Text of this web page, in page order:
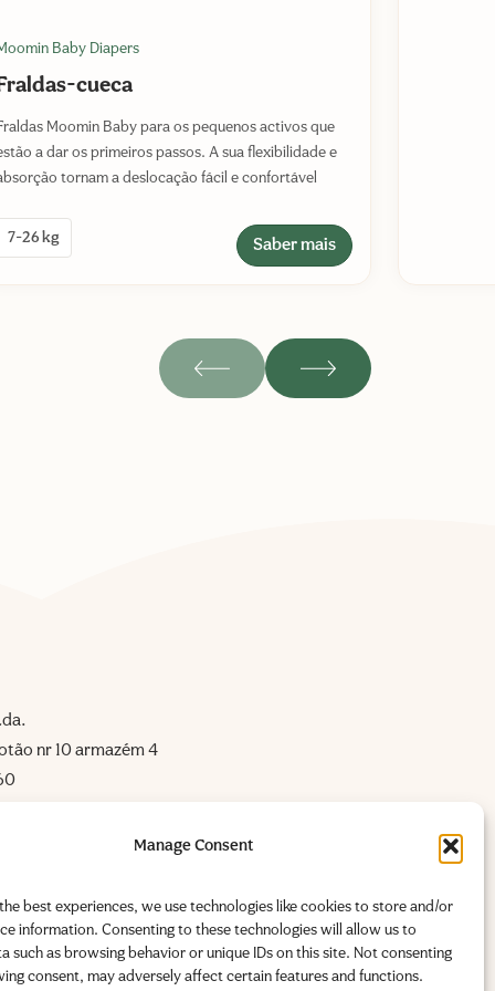
Manage Consent
best experiences, we use technologies like cookies to store and/or
information. Consenting to these technologies will allow us to
such as browsing behavior or unique IDs on this site. Not consenting
consent, may adversely affect certain features and functions.
Baby Diapers
cueca
Moomin Baby para os pequenos activos que
a dar os primeiros passos. A sua flexibilidade e
tornam a deslocação fácil e confortável
7-26 kg Saber mais
nr 10 armazém 4